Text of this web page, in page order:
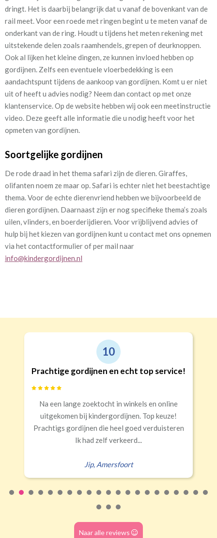
dringt. Het is daarbij belangrijk dat u vanaf de bovenkant van de
rail meet. Voor een roede met ringen begint u te meten vanaf de
onderkant van de ring. Houdt u tijdens het meten rekening met
uitstekende delen zoals raamhendels, grepen of deurknoppen.
Ook al lijken het kleine dingen, ze kunnen invloed hebben op
gordijnen. Zelfs een eventuele vloerbedekking is een
aandachtspunt tijdens de aankoop van gordijnen. Komt u er niet
uit of heeft u advies nodig? Neem dan contact op met onze
klantenservice. Op de website hebben wij ook een meetinstructie
video. Deze geeft alle informatie die u nodig heeft voor het
opmeten van gordijnen.
Soortgelijke gordijnen
De rode draad in het thema safari zijn de dieren. Giraffes,
olifanten noem ze maar op. Safari is echter niet het beestachtige
thema. Voor de echte dierenvriend hebben we bijvoorbeeld de
dieren gordijnen. Daarnaast zijn er nog specifieke thema’s zoals
uilen, vlinders, en boerderijdieren. Voor vrijblijvend advies of
hulp bij het kiezen van gordijnen kunt u contact met ons opnemen
via het contactformulier of per mail naar
info@kindergordijnen.nl
9
Goede kwaliteit en service!
Snelle levering, alles netjes aangekomen
Erald,Zeist
Naar alle reviews